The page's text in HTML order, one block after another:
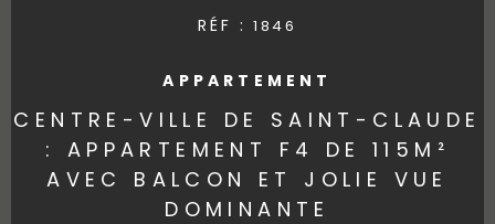
RÉF :1846
APPARTEMENT
CENTRE-VILLE DE SAINT-CLAUDE
: APPARTEMENT F4 DE 115M²
AVEC BALCON ET JOLIE VUE
DOMINANTE